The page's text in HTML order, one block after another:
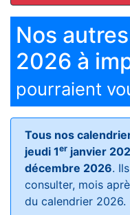
Nos
2026 à
pourraient
Tous nos
jeudi 1er janvier
décembre 2026.
consulter, mois
du calendrier 2026.